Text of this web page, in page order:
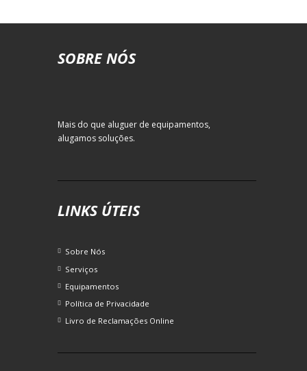
SOBRE NÓS
Mais do que aluguer de equipamentos,
alugamos soluções.
LINKS ÚTEIS
Sobre Nós
Serviços
Equipamentos
Política de Privacidade
Livro de Reclamações Online